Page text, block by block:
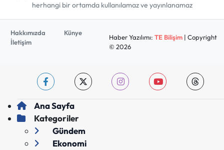
herhangi bir ortamda kullanılamaz ve yayınlanamaz
Hakkımızda
Künye
İletişim
Haber Yazılımı: TE Bilişim| Copyright
© 2026
Ana Sayfa
Kategoriler
Gündem
Ekonomi